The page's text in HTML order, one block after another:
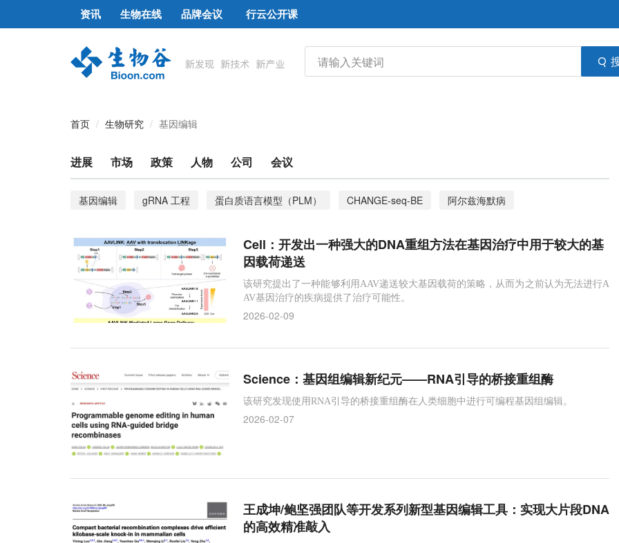
资讯 生物在线 品牌会议 行云公开课
首页 生物研究 基因编辑
进展 市场 政策 人物 公司 会议
基因编辑 gRNA 工程 蛋白质语言模型（PLM） CHANGE-seq-BE
阿尔兹海默病
测序
获得性ATTR淀粉样变性 转甲状腺素蛋白（TTR）
Cas9-EcRecE
野生型SpCas9
大脑 PEDS1基因 神经发育 自闭症 DNA
Cell：开发出一种强大的DNA重组方法在基因治疗中用于较大的基
因载荷递送
该研究提出了一种能够利用AAV递送较大基因载荷的策略，从而为之前认为无法进行A
AV基因治疗的疾病提供了治疗可能性。
2026-02-09
Science：基因组编辑新纪元——RNA引导的桥接重组酶
该研究发现使用RNA引导的桥接重组酶在人类细胞中进行可编程基因组编辑。
2026-02-07
王成坤/鲍坚强团队等开发系列新型基因编辑工具：实现大片段DNA
的高效精准敲入